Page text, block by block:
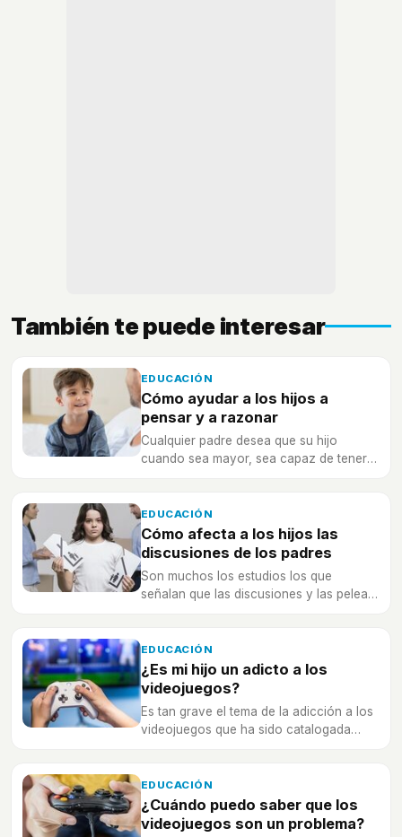
También te puede interesar
EDUCACIÓN
Cómo ayudar a los hijos a
pensar y a razonar
Cualquier padre desea que su hijo
cuando sea mayor, sea capaz de tener
EDUCACIÓN
Cómo afecta a los hijos las
discusiones de los padres
Son muchos los estudios los que
señalan que las discusiones y las peleas
cognitivo de los niños
EDUCACIÓN
¿Es mi hijo un adicto a los
videojuegos?
Es tan grave el tema de la adicción a los
videojuegos que ha sido catalogada
EDUCACIÓN
¿Cuándo puedo saber que los
videojuegos son un problema?